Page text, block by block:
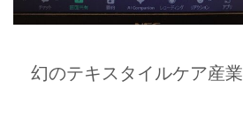
幻のテキスタイルケア産業